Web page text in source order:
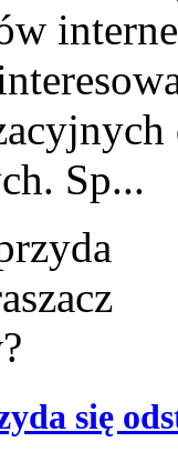
Sp...
się